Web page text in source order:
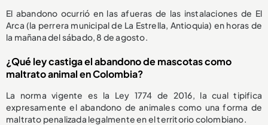
El abandono ocurrió en las afueras de las instalaciones de El
Arca (la perrera municipal de La Estrella, Antioquia) en horas de
la mañana del sábado, 8 de agosto.
¿Qué ley castiga el abandono de mascotas como
maltrato animal en Colombia?
La norma vigente es la Ley 1774 de 2016, la cual tipifica
expresamente el abandono de animales como una forma de
maltrato penalizada legalmente en el territorio colombiano.